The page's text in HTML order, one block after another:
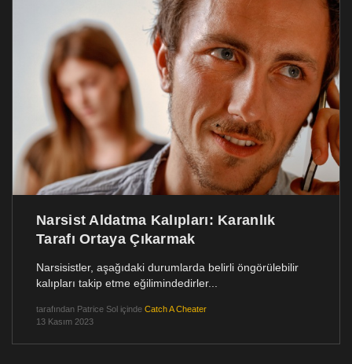
Narsist Aldatma Kalıpları: Karanlık
Tarafı Ortaya Çıkarmak
Narsisistler, aşağıdaki durumlarda belirli öngörülebilir
kalıpları takip etme eğilimindedirler...
tarafından Patrice Sol içinde Catch A Cheater
13 Kasım 2023